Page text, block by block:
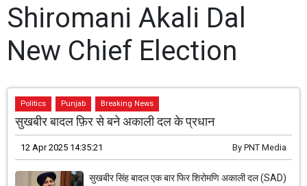
Shiromani Akali Dal
New Chief Election
Politics Punjab Breaking News
सुखबीर बादल फ़िर से बने अकाली दल के प्रधान
12 Apr 2025 14:35:21 By PNT Media
सुखबीर सिंह बादल एक बार फिर शिरोमणि अकाली दल (SAD)